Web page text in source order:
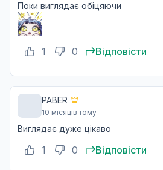
Поки виглядає обіцяючи
1 0 Відповісти
PABER
10 місяців тому
Виглядає дуже цікаво
1 0 Відповісти